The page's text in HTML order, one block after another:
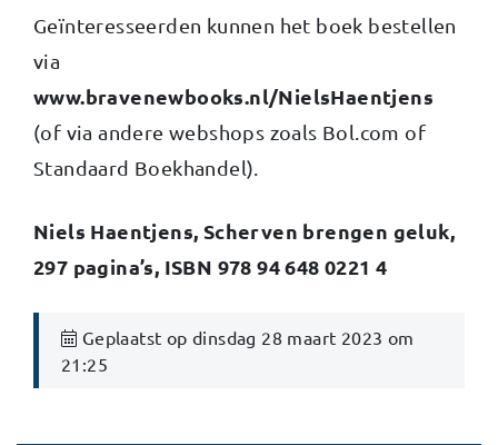
Geïnteresseerden kunnen het boek bestellen
via
www.bravenewbooks.nl/NielsHaentjens
(of via andere webshops zoals Bol.com of
Standaard Boekhandel).
Niels Haentjens, Scherven brengen geluk,
297 pagina’s, ISBN 978 94 648 0221 4
Geplaatst op dinsdag 28 maart 2023 om
21:25